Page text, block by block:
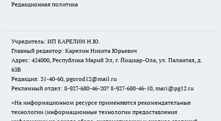
Редакционная политика
Учредитель: ИП КАРЕЛИН Н.Ю.
Главный редактор: Карелин Никита Юрьевич
Адрес: 424000, Республика Марий Эл, г. Йошкар-Ола, ул. Палантая, д.
63В
Редакция: 31-40-60, pgorod12@mail.ru
Рекламный отдел: 8-927-680-46-20? 8-927-680-46-10, mari@pg12.ru
«На информационном ресурсе применяются рекомендательные
технологии (информационные технологии предоставления